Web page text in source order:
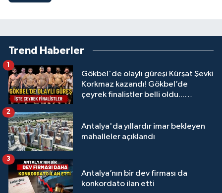
Trend Haberler
Gökbel'de olaylı güreşi Kürşat Şevki
Korkmaz kazandı! Gökbel’de
çeyrek finalistler belli oldu...
1
Antalya'da yıllardır imar bekleyen
mahalleler açıklandı
2
Antalya’nın bir dev firması da
konkordato ilan etti
3